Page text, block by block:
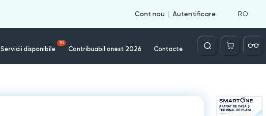
Cont nou Autentificare RO
Servicii disponibile
10
Contribuabil onest 2026 Contacte
Căutare